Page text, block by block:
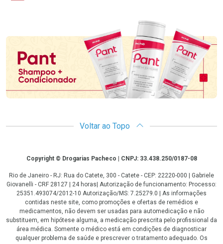
Promoção em Destaque
Voltar ao Topo
CopyrightCopyright © Drogarias Pacheco | CNPJ: 33.438.250/0187-08
Rio de Janeiro - RJ: Rua do Catete, 300 - Catete - CEP: 22220-000 | Gabriele
Giovanelli - CRF 28127 | 24 horas| Autorização de funcionamento: Processo:
25351.493074/2012-10 Autorização/MS: 7.25279.0 | As informações
contidas neste site, como promoções e ofertas de remédios e
medicamentos, não devem ser usadas para automedicação e não
substituem, em hipótese alguma, a medicação prescrita pelo profissional da
área médica. Somente o médico está em condições de diagnosticar
qualquer problema de saúde e prescrever o tratamento adequado. Os